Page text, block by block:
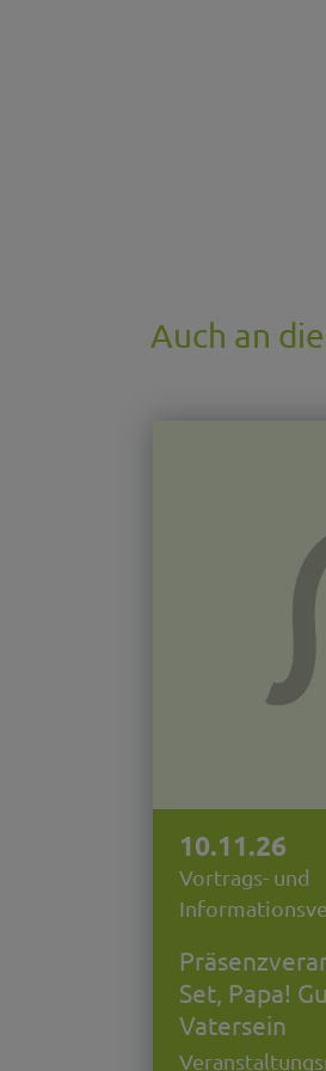
Auch an
10.11.26
Vortrags- und
Set, Papa!
Vatersein